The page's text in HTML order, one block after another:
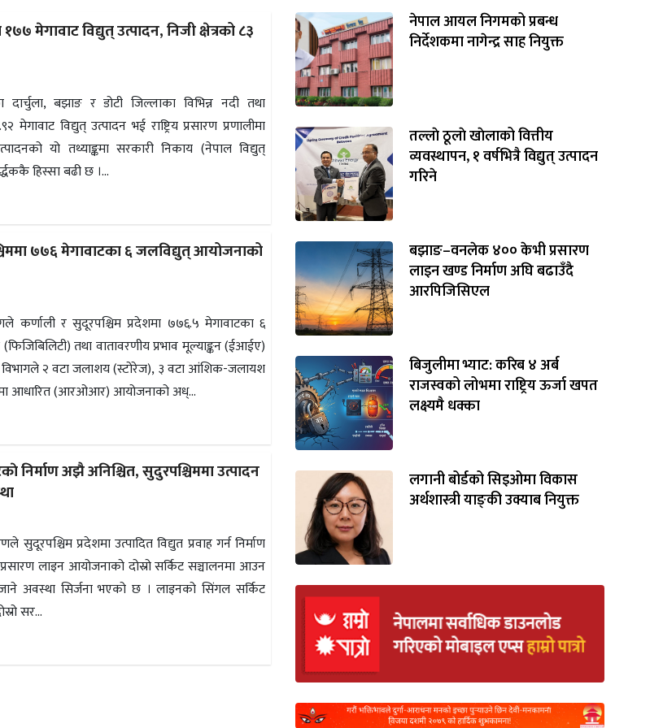
मेगावाट विद्युत् उत्पादन, निजी क्षेत्रको ८३
दार्चुला, बझाङ र डोटी जिल्लाका विभिन्न नदी तथा
विद्युत् उत्पादन भई राष्ट्रिय प्रसारण प्रणालीमा
यो तथ्याङ्कमा सरकारी निकाय (नेपाल विद्युत्
हिस्सा बढी छ ।...
७७६ मेगावाटका ६ जलविद्युत् आयोजनाको
कर्णाली र सुदूरपश्चिम प्रदेशमा ७७६.५ मेगावाटका ६
तथा वातावरणीय प्रभाव मूल्याङ्कन (ईआईए)
२ वटा जलाशय (स्टोरेज), ३ वटा आंशिक-जलायश
आधारित (आरओआर) आयोजनाको अध्...
निर्माण अझै अनिश्चित, सुदुरपश्चिममा उत्पादन
सुदूरपश्चिम प्रदेशमा उत्पादित विद्युत प्रवाह गर्न निर्माण
लाइन आयोजनाको दोस्रो सर्किट सञ्चालनमा आउन
अवस्था सिर्जना भएको छ । लाइनको सिंगल सर्किट
सर...
नेपाल आयल निगमको प्रबन्ध
निर्देशकमा नागेन्द्र साह नियुक्त
तल्लाे ठूलाे खाेलाको वित्तीय
व्यवस्थापन, १ वर्षभित्रै विद्युत् उत्पादन
गरिने
बझाङ–वनलेक ४०० केभी प्रसारण
लाइन खण्ड निर्माण अघि बढाउँदै
आरपिजिसिएल
बिजुलीमा भ्याट: करिब ४ अर्ब
राजस्वको लोभमा राष्ट्रिय ऊर्जा खपत
लक्ष्यमै धक्का
लगानी बोर्डको सिइओमा विकास
अर्थशास्त्री याङ्‌की उक्याब नियुक्त